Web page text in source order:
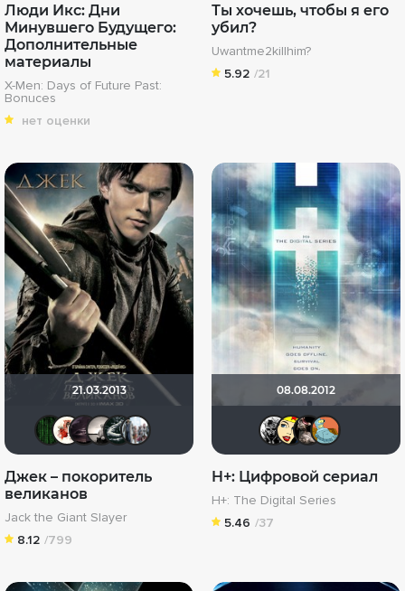
Люди Икс: Дни
Минувшего Будущего:
Дополнительные
материалы
X-Men: Days of Future Past:
Bonuces
нет оценки
Ты хочешь, чтобы я его
убил?
Uwantme2killhim?
5.92 /21
21.03.2013
MatrixВиктория555Большой любитель кино
id95924809
Джек – покоритель
великанов
Jack the Giant Slayer
8.12 /799
08.08.2012
H+: Цифровой сериал
H+: The Digital Series
5.46 /37